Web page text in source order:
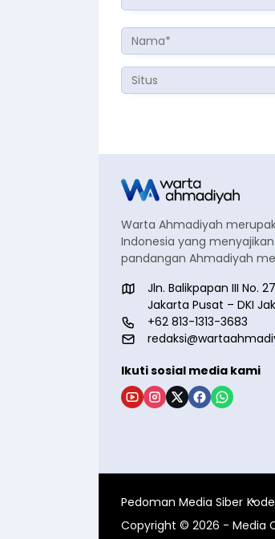
Warta Ahmadiyah
Indonesia yang
pandangan Ahmadiyah
Jln. Balikpapan III No.
Jakarta Pusat – DKI
+62 813-1313-3683
Ikuti sosial media kami
Pedoman Media Siber
Copyright © 2026 - Media